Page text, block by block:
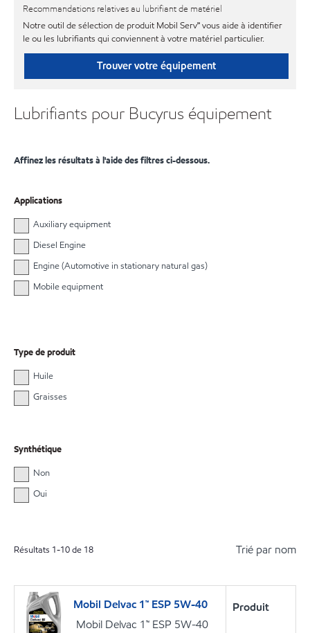
Recommandations relatives au lubrifiant de matériel
Notre outil de sélection de produit Mobil Serv℠ vous aide à identifier
le ou les lubrifiants qui conviennent à votre matériel particulier.
Trouver votre équipement
Lubrifiants pour Bucyrus équipement
Affinez les résultats à l'aide des filtres ci-dessous.
Applications
Auxiliary equipment
Diesel Engine
Engine (Automotive in stationary natural gas)
Mobile equipment
Type de produit
Huile
Graisses
Synthétique
Non
Oui
Résultats 1-10de 18 Trié par nom
Mobil Delvac 1™ ESP 5W-40
Mobil Delvac 1™ ESP 5W-40
Produit